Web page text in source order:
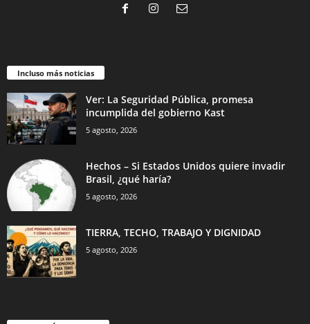
Incluso más noticias
Ver: La Seguridad Pública, promesa
incumplida del gobierno Kast
5 agosto, 2026
Hechos – Si Estados Unidos quiere invadir
Brasil, ¿qué haría?
5 agosto, 2026
TIERRA, TECHO, TRABAJO Y DIGNIDAD
5 agosto, 2026